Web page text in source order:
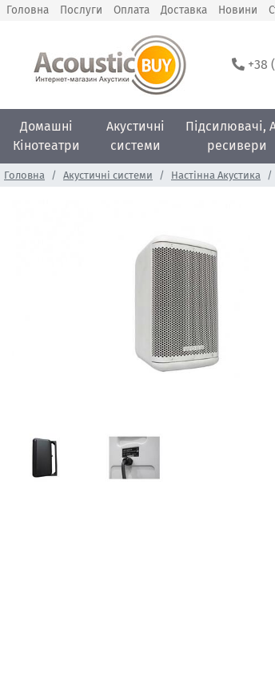
Головна Послуги Оплата Доставка Новини
+38
Домашні
Кінотеатри
Акустичні
системи
Підсилювачі,
ресивери
Головна Акустичні системи Настінна Акустика